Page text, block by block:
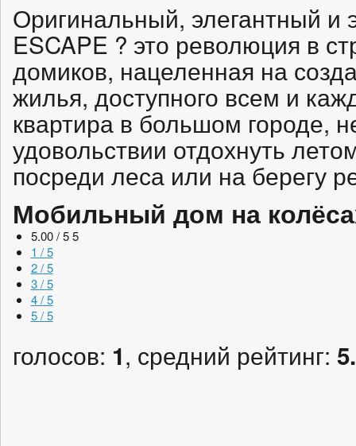
Оригинальный, элегантный и
ESCAPE ? это революция в
домиков, нацеленная на
жилья, доступного всем и
квартира в большом городе,
удовольствии отдохнуть
посреди леса или на берегу
Мобильный дом на
5.00 / 5 5
1 / 5
2 / 5
3 / 5
4 / 5
5 / 5
голосов: 1, средний рейтинг: